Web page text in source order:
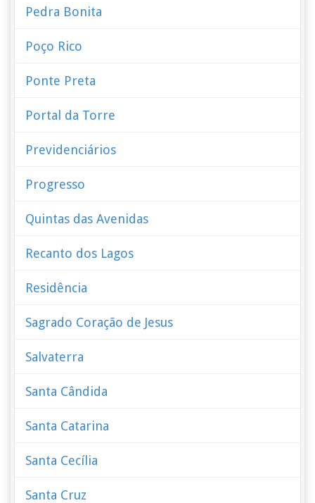
Pedra Bonita
Poço Rico
Ponte Preta
Portal da Torre
Previdenciários
Progresso
Quintas das Avenidas
Recanto dos Lagos
Residência
Sagrado Coração de Jesus
Salvaterra
Santa Cândida
Santa Catarina
Santa Cecília
Santa Cruz